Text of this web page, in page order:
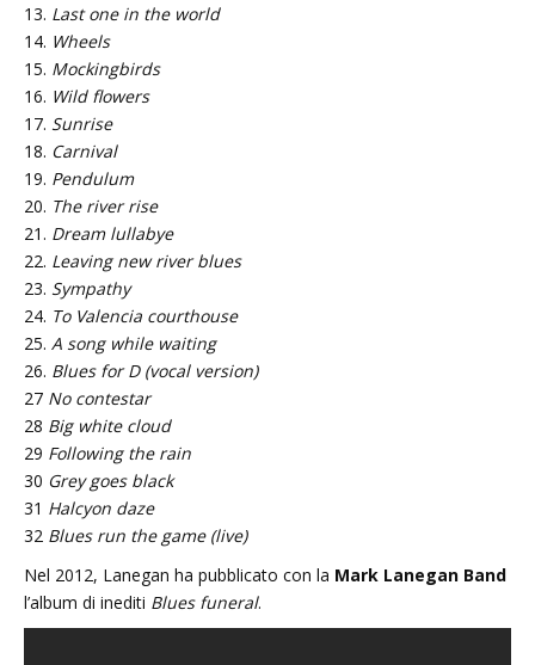
13. Last one in the world
14. Wheels
15. Mockingbirds
16. Wild flowers
17. Sunrise
18. Carnival
19. Pendulum
20. The river rise
21. Dream lullabye
22. Leaving new river blues
23. Sympathy
24. To Valencia courthouse
25. A song while waiting
26. Blues for D (vocal version)
27 No contestar
28 Big white cloud
29 Following the rain
30 Grey goes black
31 Halcyon daze
32 Blues run the game (live)
Nel 2012, Lanegan ha pubblicato con la Mark Lanegan Band
l’album di inediti Blues funeral.